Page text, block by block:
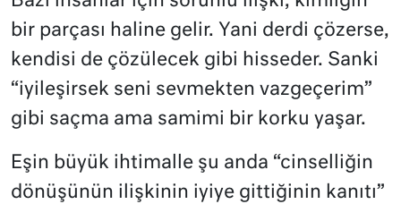
bir parçası haline gelir. Yani derdi çözerse,
kendisi de çözülecek gibi hisseder. Sanki
“iyileşirsek seni sevmekten vazgeçerim”
gibi saçma ama samimi bir korku yaşar.
Eşin büyük ihtimalle şu anda “cinselliğin
dönüşünün ilişkinin iyiye gittiğinin kanıtı”